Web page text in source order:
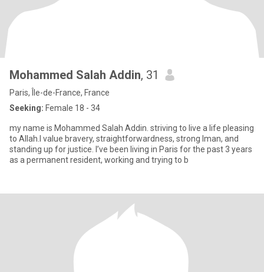
Mohammed Salah Addin, 31
Paris, Île-de-France, France
Seeking: Female 18 - 34
my name is Mohammed Salah Addin. striving to live a life pleasing
to Allah.I value bravery, straightforwardness, strong Iman, and
standing up for justice. I’ve been living in Paris for the past 3 years
as a permanent resident, working and trying to b